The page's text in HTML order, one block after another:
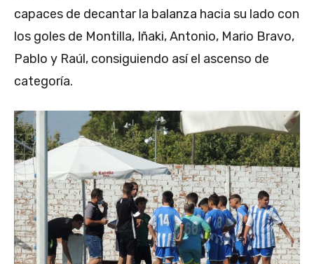
capaces de decantar la balanza hacia su lado con
los goles de Montilla, Iñaki, Antonio, Mario Bravo,
Pablo y Raúl, consiguiendo así el ascenso de
categoría.